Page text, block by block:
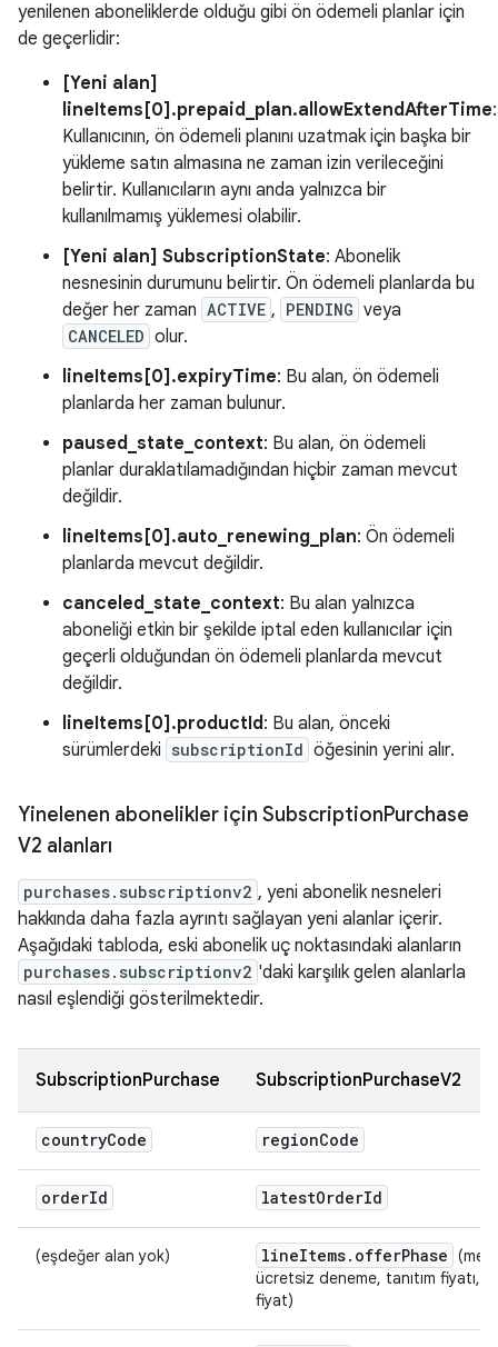
yenilenen aboneliklerde olduğu gibi ön ödemeli planlar için
de geçerlidir:
[Yeni alan]
lineItems[0].prepaid_plan.allowExtendAfterTime:
Kullanıcının, ön ödemeli planını uzatmak için başka bir
yükleme satın almasına ne zaman izin verileceğini
belirtir. Kullanıcıların aynı anda yalnızca bir
kullanılmamış yüklemesi olabilir.
[Yeni alan] SubscriptionState: Abonelik
nesnesinin durumunu belirtir. Ön ödemeli planlarda bu
değer her zaman ACTIVE , PENDING veya
CANCELED olur.
lineItems[0].expiryTime: Bu alan, ön ödemeli
planlarda her zaman bulunur.
paused_state_context: Bu alan, ön ödemeli
planlar duraklatılamadığından hiçbir zaman mevcut
değildir.
lineItems[0].auto_renewing_plan: Ön ödemeli
planlarda mevcut değildir.
canceled_state_context: Bu alan yalnızca
aboneliği etkin bir şekilde iptal eden kullanıcılar için
geçerli olduğundan ön ödemeli planlarda mevcut
değildir.
lineItems[0].productId: Bu alan, önceki
sürümlerdeki subscriptionId öğesinin yerini alır.
Yinelenen abonelikler için SubscriptionPurchase
V2 alanları
purchases.subscriptionv2 , yeni abonelik nesneleri
hakkında daha fazla ayrıntı sağlayan yeni alanlar içerir.
Aşağıdaki tabloda, eski abonelik uç noktasındaki alanların
purchases.subscriptionv2 'daki karşılık gelen alanlarla
nasıl eşlendiği gösterilmektedir.
SubscriptionPurchase SubscriptionPurchaseV2
countryCode regionCode
orderId latestOrderId
(eşdeğer alan yok) lineItems. offerPhase
ücretsiz deneme, tanıtım fiyatı,
fiyat)